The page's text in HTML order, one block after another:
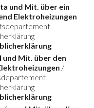
und Mit. über ein
Elektroheizungen
und Mit. über den
/